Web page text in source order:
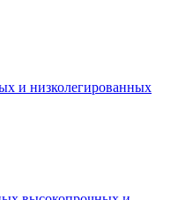
и низколегированных